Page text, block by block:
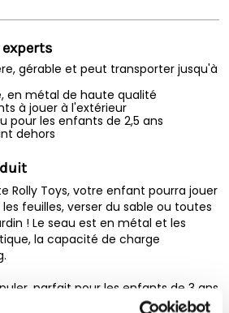
gérable et peut transporter jusqu'à
en métal de haute qualité
à jouer à l'extérieur
pour les enfants de 2,5 ans
dehors
Rolly Toys, votre enfant pourra jouer
feuilles, verser du sable ou toutes
! Le seau est en métal et les
la capacité de charge
parfait pour les enfants de 3 ans